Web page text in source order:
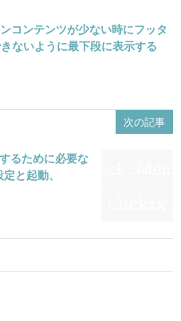
コンテンツが少ない時にフッタ
ないように最下段に表示する
次の記事
るために必要な
と起動、